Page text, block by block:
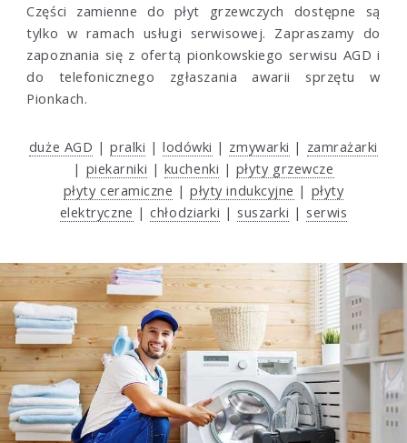
Części zamienne do płyt grzewczych dostępne są
tylko w ramach usługi serwisowej. Zapraszamy do
zapoznania się z ofertą pionkowskiego serwisu AGD i
do telefonicznego zgłaszania awarii sprzętu w
Pionkach.
duże AGD | pralki | lodówki | zmywarki | zamrażarki
| piekarniki | kuchenki | płyty grzewcze
płyty ceramiczne |płyty indukcyjne | płyty
elektryczne |chłodziarki | suszarki | serwis